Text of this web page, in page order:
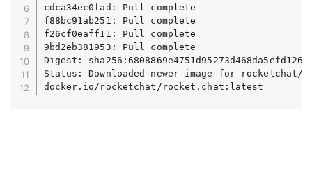
cdca34ec0fad: Pull complete
f88bc91ab251: Pull complete
f26cf0eaff11: Pull complete
9bd2eb381953: Pull complete
Digest:
Status: Downloaded newer image for
docker.io/rocketchat/rocket.chat:latest